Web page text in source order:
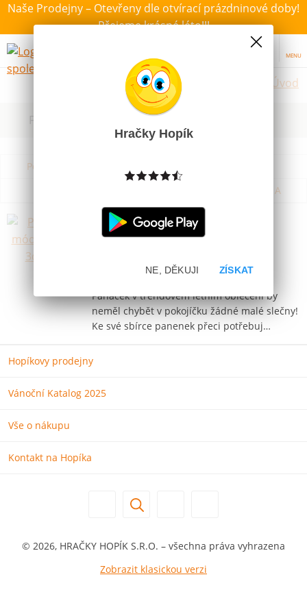
Naše Prodejny – Otevřeny dle otvírací prázdninové doby!
Přejeme krásné léto!!!
MENU
Úvod
Filtrovat dle dostupnosti, ceny, výrobce
Podle názvu od A do Z
Podle názvu od Z do A
Panáček módní 30cm 3druhy
Panáček v trendovém letním oblečení by
neměl chybět v pokojíčku žádné malé slečny!
Ke své sbírce panenek přeci potřebuj…
Hopíkovy prodejny
Vánoční Katalog 2025
Vše o nákupu
Kontakt na Hopíka
© 2026, HRAČKY HOPÍK S.R.O. – všechna práva vyhrazena
Zobrazit klasickou verzi
Hračky Hopík
ZÍSKAT
NE, DĚKUJI